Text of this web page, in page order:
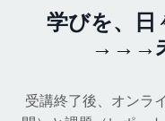
学びを、日
→→→
受講終了後、オンラ